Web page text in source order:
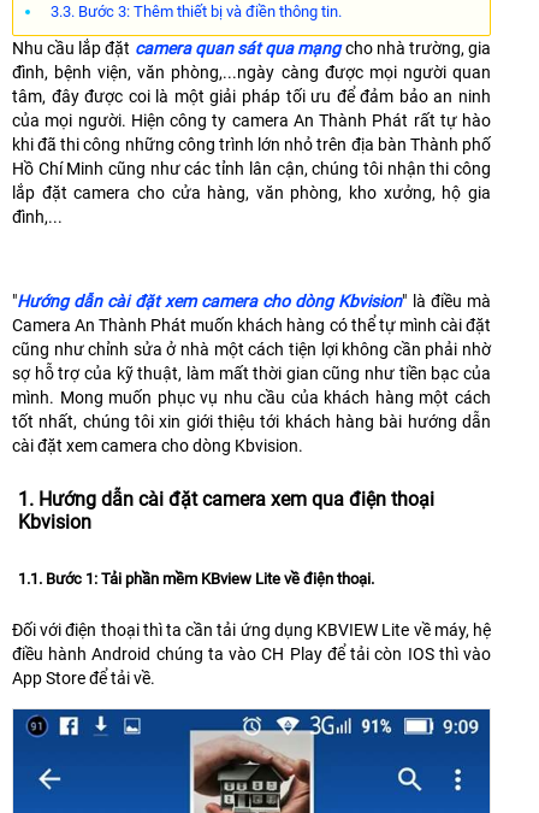
3.3. Bước 3: Thêm thiết bị và điền thông tin.
Nhu cầu lắp đặt camera quan sát qua mạngcho nhà trường, gia
đình, bệnh viện, văn phòng,...ngày càng được mọi người quan
tâm, đây được coi là một giải pháp tối ưu để đảm bảo an ninh
của mọi người. Hiện công ty camera An Thành Phát rất tự hào
khi đã thi công những công trình lớn nhỏ trên địa bàn Thành phố
Hồ Chí Minh cũng như các tỉnh lân cận, chúng tôi nhận thi công
lắp đặt camera cho cửa hàng, văn phòng, kho xưởng, hộ gia
đình,...
"Hướng dẫn cài đặt xem camera cho dòng Kbvision" là điều mà
Camera An Thành Phát muốn khách hàng có thể tự mình cài đặt
cũng như chỉnh sửa ở nhà một cách tiện lợi không cần phải nhờ
sợ hỗ trợ của kỹ thuật, làm mất thời gian cũng như tiền bạc của
mình. Mong muốn phục vụ nhu cầu của khách hàng một cách
tốt nhất, chúng tôi xin giới thiệu tới khách hàng bài hướng dẫn
cài đặt xem camera cho dòng Kbvision.
1. Hướng dẫn cài đặt camera xem qua điện thoại
Kbvision
1.1. Bước 1: Tải phần mềm KBview Lite về điện thoại.
Đối với điện thoại thì ta cần tải ứng dụng KBVIEW Lite về máy, hệ
điều hành Android chúng ta vào CH Play để tải còn IOS thì vào
App Store để tải về.